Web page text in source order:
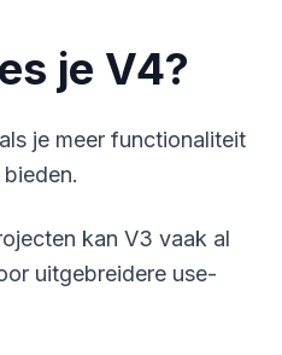
je V4?
je meer functionaliteit
kan V3 vaak al
uitgebreidere use-